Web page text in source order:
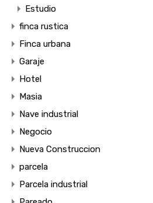
Estudio
finca rustica
Finca urbana
Garaje
Hotel
Masia
Nave industrial
Negocio
Nueva Construccion
parcela
Parcela industrial